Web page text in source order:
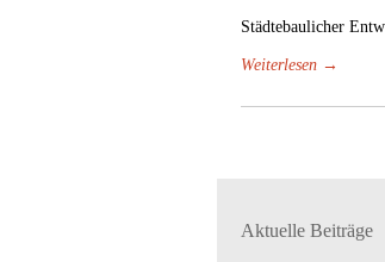
Städtebaulicher
Weiterlesen →
Aktuelle Beiträge